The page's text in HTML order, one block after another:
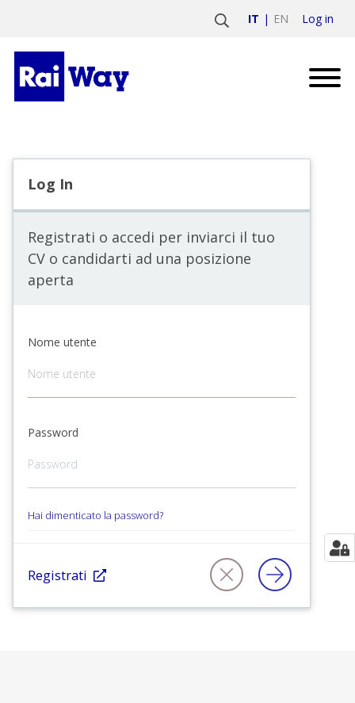
IT EN Log in
Log In
Registrati o accedi per inviarci il tuo
CV o candidarti ad una posizione
aperta
Nome utente
Password
Hai dimenticato la password?
Registrati